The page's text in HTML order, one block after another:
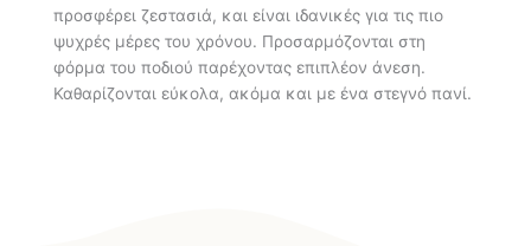
προσφέρει ζεστασιά, και είναι ιδανικές για τις πιο
ψυχρές μέρες του χρόνου. Προσαρμόζονται στη
φόρμα του ποδιού παρέχοντας επιπλέον άνεση.
Καθαρίζονται εύκολα, ακόμα και με ένα στεγνό πανί.